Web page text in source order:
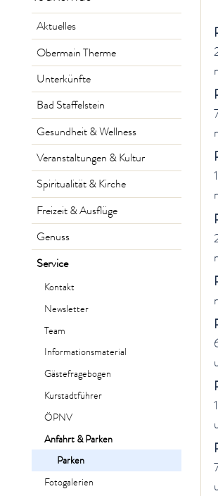
Aktuelles
Obermain Therme
Unterkünfte
Bad Staffelstein
Gesundheit & Wellness
Veranstaltungen & Kultur
Spiritualität & Kirche
Freizeit & Ausflüge
Genuss
Service
Kontakt
Newsletter
Team
Informationsmaterial
Gästefragebogen
Kurstadtführer
ÖPNV
Anfahrt & Parken
Parken
Fotogalerien